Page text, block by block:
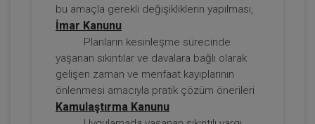
Tüketici Hukuku Enstitüsü
bu amaçla gerekli değişikliklerin yapılması,
İmar Kanunu
Planların kesinleşme sürecinde
yaşanan sıkıntılar ve davalara bağlı olarak
gelişen zaman ve menfaat kayıplarının
önlenmesi amacıyla pratik çözüm önerileri
Kamulaştırma Kanunu